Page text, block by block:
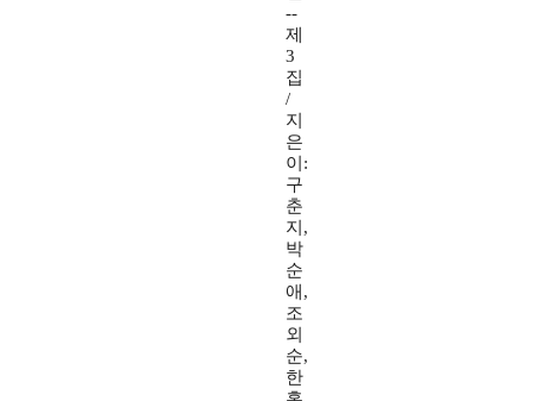
--
제
3
집
/
지
은
이:
구
춘
지,
박
순
애,
조
외
순,
한